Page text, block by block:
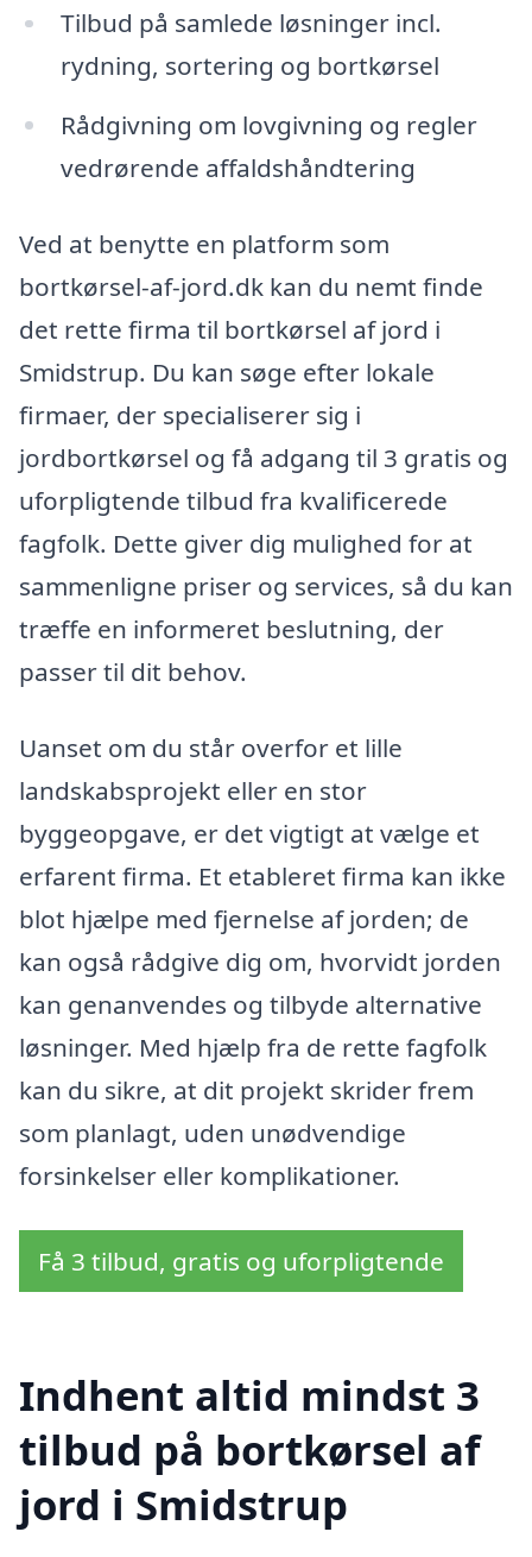
Tilbud på samlede løsninger incl.
rydning, sortering og bortkørsel
Rådgivning om lovgivning og regler
vedrørende affaldshåndtering
Ved at benytte en platform som
bortkørsel-af-jord.dk kan du nemt finde
det rette firma til bortkørsel af jord i
Smidstrup. Du kan søge efter lokale
firmaer, der specialiserer sig i
jordbortkørsel og få adgang til 3 gratis og
uforpligtende tilbud fra kvalificerede
fagfolk. Dette giver dig mulighed for at
sammenligne priser og services, så du kan
træffe en informeret beslutning, der
passer til dit behov.
Uanset om du står overfor et lille
landskabsprojekt eller en stor
byggeopgave, er det vigtigt at vælge et
erfarent firma. Et etableret firma kan ikke
blot hjælpe med fjernelse af jorden; de
kan også rådgive dig om, hvorvidt jorden
kan genanvendes og tilbyde alternative
løsninger. Med hjælp fra de rette fagfolk
kan du sikre, at dit projekt skrider frem
som planlagt, uden unødvendige
forsinkelser eller komplikationer.
Få 3 tilbud, gratis og uforpligtende
Indhent altid mindst 3
tilbud på bortkørsel af
jord i Smidstrup